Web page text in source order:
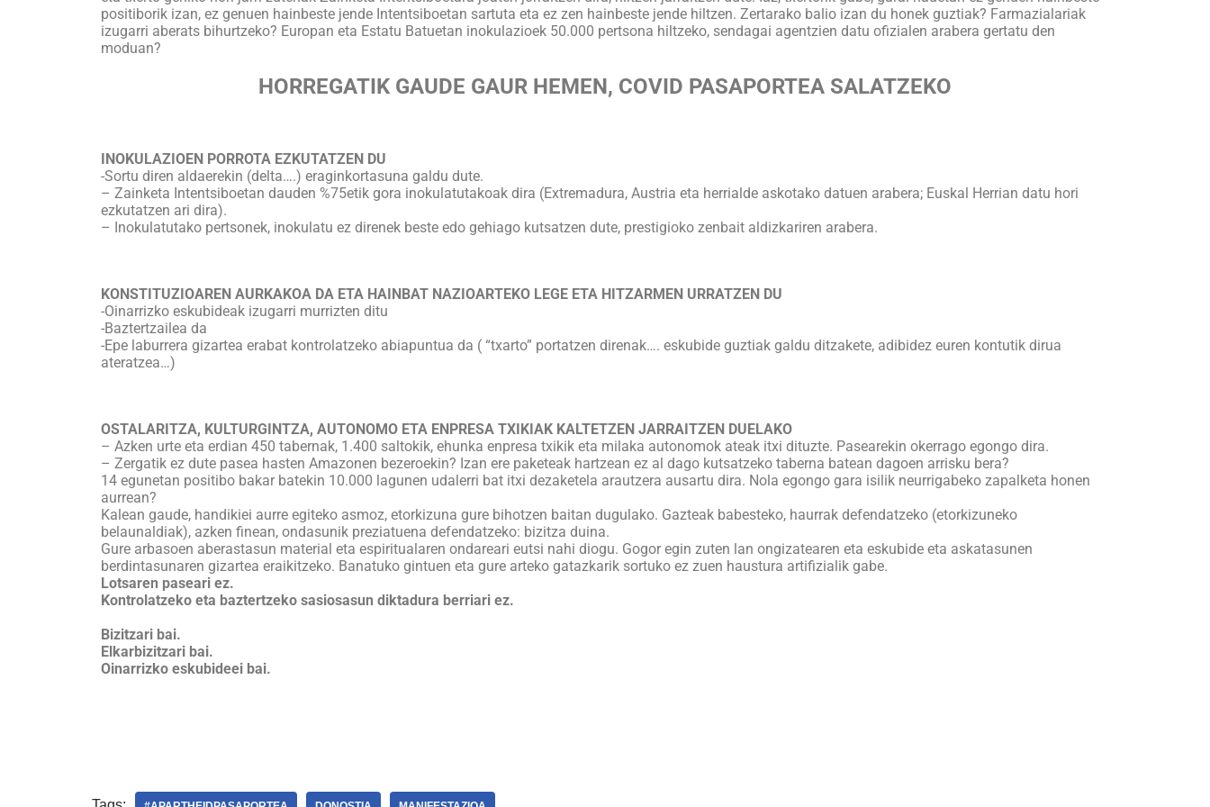
positiborik izan, ez genuen hainbeste jende Intentsiboetan sartuta eta ez zen hainbeste jende hiltzen. Zertarako balio izan du honek guztiak? Farmazialariak
izugarri aberats bihurtzeko? Europan eta Estatu Batuetan inokulazioek 50.000 pertsona hiltzeko, sendagai agentzien datu ofizialen arabera gertatu den
moduan?
HORREGATIK GAUDE GAUR HEMEN, COVID PASAPORTEA SALATZEKO
INOKULAZIOEN PORROTA EZKUTATZEN DU
-Sortu diren aldaerekin (delta….) eraginkortasuna galdu dute.
– Zainketa Intentsiboetan dauden %75etik gora inokulatutakoak dira (Extremadura, Austria eta herrialde askotako datuen arabera; Euskal Herrian datu hori
ezkutatzen ari dira).
– Inokulatutako pertsonek, inokulatu ez direnek beste edo gehiago kutsatzen dute, prestigioko zenbait aldizkariren arabera.
KONSTITUZIOAREN AURKAKOA DA ETA HAINBAT NAZIOARTEKO LEGE ETA HITZARMEN URRATZEN DU
-Oinarrizko eskubideak izugarri murrizten ditu
-Baztertzailea da
-Epe laburrera gizartea erabat kontrolatzeko abiapuntua da ( “txarto” portatzen direnak…. eskubide guztiak galdu ditzakete, adibidez euren kontutik dirua
ateratzea…)
OSTALARITZA, KULTURGINTZA, AUTONOMO ETA ENPRESA TXIKIAK KALTETZEN JARRAITZEN DUELAKO
– Azken urte eta erdian 450 tabernak, 1.400 saltokik, ehunka enpresa txikik eta milaka autonomok ateak itxi dituzte. Pasearekin okerrago egongo dira.
– Zergatik ez dute pasea hasten Amazonen bezeroekin? Izan ere paketeak hartzean ez al dago kutsatzeko taberna batean dagoen arrisku bera?
14 egunetan positibo bakar batekin 10.000 lagunen udalerri bat itxi dezaketela arautzera ausartu dira. Nola egongo gara isilik neurrigabeko zapalketa honen
aurrean?
Kalean gaude, handikiei aurre egiteko asmoz, etorkizuna gure bihotzen baitan dugulako. Gazteak babesteko, haurrak defendatzeko (etorkizuneko
belaunaldiak), azken finean, ondasunik preziatuena defendatzeko: bizitza duina.
Gure arbasoen aberastasun material eta espiritualaren ondareari eutsi nahi diogu. Gogor egin zuten lan ongizatearen eta eskubide eta askatasunen
berdintasunaren gizartea eraikitzeko. Banatuko gintuen eta gure arteko gatazkarik sortuko ez zuen haustura artifizialik gabe.
Lotsaren paseari ez.
Kontrolatzeko eta baztertzeko sasiosasun diktadura berriari ez.
Bizitzari bai.
Elkarbizitzari bai.
Oinarrizko eskubideei bai.